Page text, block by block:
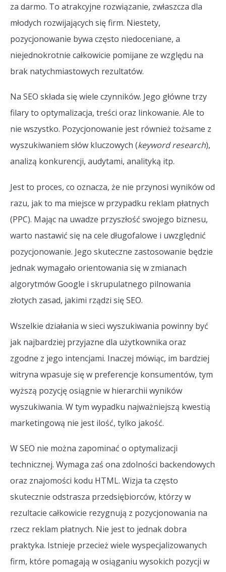
za darmo. To atrakcyjne rozwiązanie, zwłaszcza dla
młodych rozwijających się firm. Niestety,
pozycjonowanie bywa często niedoceniane, a
niejednokrotnie całkowicie pomijane ze względu na
brak natychmiastowych rezultatów.
Na SEO składa się wiele czynników. Jego główne trzy
filary to optymalizacja, treści oraz linkowanie. Ale to
nie wszystko. Pozycjonowanie jest również tożsame z
wyszukiwaniem słów kluczowych (keyword research),
analizą konkurencji, audytami, analityką itp.
Jest to proces, co oznacza, że nie przynosi wyników od
razu, jak to ma miejsce w przypadku reklam płatnych
(PPC). Mając na uwadze przyszłość swojego biznesu,
warto nastawić się na cele długofalowe i uwzględnić
pozycjonowanie. Jego skuteczne zastosowanie będzie
jednak wymagało orientowania się w zmianach
algorytmów Google i skrupulatnego pilnowania
złotych zasad, jakimi rządzi się SEO.
Wszelkie działania w sieci wyszukiwania powinny być
jak najbardziej przyjazne dla użytkownika oraz
zgodne z jego intencjami. Inaczej mówiąc, im bardziej
witryna wpasuje się w preferencje konsumentów, tym
wyższą pozycję osiągnie w hierarchii wyników
wyszukiwania. W tym wypadku najważniejszą kwestią
marketingową nie jest ilość, tylko jakość.
W SEO nie można zapominać o optymalizacji
technicznej. Wymaga zaś ona zdolności backendowych
oraz znajomości kodu HTML. Wizja ta często
skutecznie odstrasza przedsiębiorców, którzy w
rezultacie całkowicie rezygnują z pozycjonowania na
rzecz reklam płatnych. Nie jest to jednak dobra
praktyka. Istnieje przecież wiele wyspecjalizowanych
firm, które pomagają w osiąganiu wysokich pozycji w